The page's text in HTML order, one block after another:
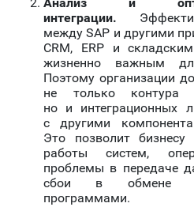
Анализ и
интеграции.
между SAP и другими
CRM, ERP и
жизненно важным
Поэтому организации
не только контура
но и интеграционных
с другими
Это позволит
работы систем,
проблемы в передаче
сбои в обмене
программами.